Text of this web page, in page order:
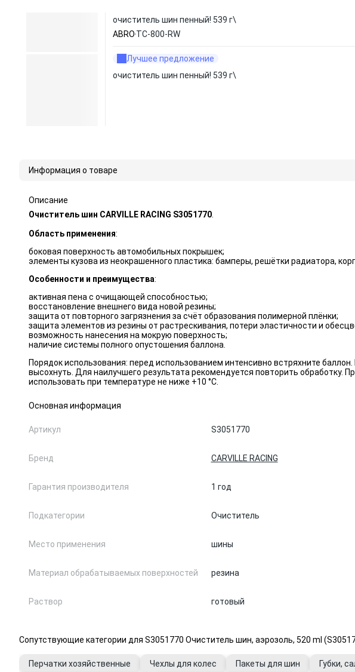
очиститель шин пенный! 539 г\
ABRO TC-800-RW
Лучшее предложение
очиститель шин пенный! 539 г\
Информация о товаре
Описание
Очиститель шин CARVILLE RACING S3051770
Область применения:
боковая поверхность автомобильных покрышек;
элементы кузова из неокрашенного пластика: бамперы, решётки радиатора,
Особенности и преимущества:
активная пена с очищающей способностью;
восстановление внешнего вида новой резины;
защита от повторного загрязнения за счёт образования полимерной плёнки;
защита элементов из резины от растрескивания, потери эластичности и
возможность нанесения на мокрую поверхность;
наличие системы полного опустошения баллона.
Порядок использования: перед использованием интенсивно встряхните
высохнуть. Для наилучшего результата рекомендуется повторить обработку.
использовать при температуре не ниже +10 °С.
Основная информация
Артикул S3051770
Бренд CARVILLE RACING
Гарантия производителя 1 год
Подкатегории Очиститель
Место применения шины
Материал обрабатываемых поверхностей резина
Раствор готовый
Сопутствующие категории для S3051770 Очиститель шин, аэрозоль, 520 ml
Перчатки хозяйственные Чехлы для колес Пакеты для шин Губки,